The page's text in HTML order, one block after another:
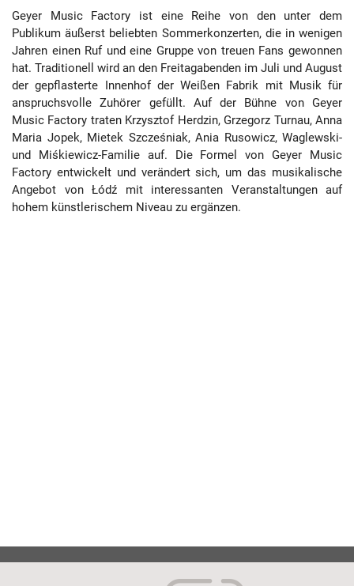
Geyer Music Factory ist eine Reihe von den unter dem
Publikum äußerst beliebten Sommerkonzerten, die in wenigen
Jahren einen Ruf und eine Gruppe von treuen Fans gewonnen
hat. Traditionell wird an den Freitagabenden im Juli und August
der gepflasterte Innenhof der Weißen Fabrik mit Musik für
anspruchsvolle Zuhörer gefüllt. Auf der Bühne von Geyer
Music Factory traten Krzysztof Herdzin, Grzegorz Turnau, Anna
Maria Jopek, Mietek Szcześniak, Ania Rusowicz, Waglewski-
und Miśkiewicz-Familie auf. Die Formel von Geyer Music
Factory entwickelt und verändert sich, um das musikalische
Angebot von Łódź mit interessanten Veranstaltungen auf
hohem künstlerischem Niveau zu ergänzen.